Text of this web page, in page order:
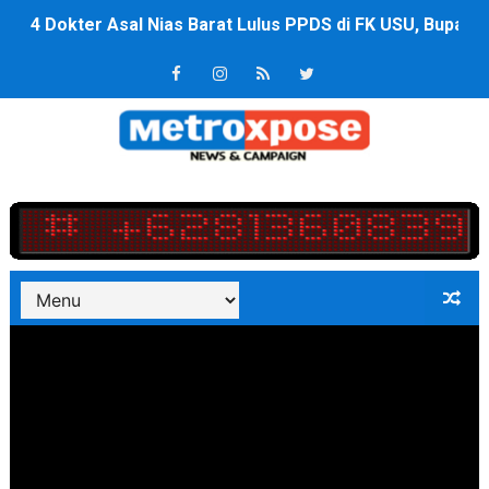
4 Dokter Asal Nias Barat Lulus PPDS di FK USU,
OKU Timur Jalin Komunikasi ke semua Stackholder
DPRD Kota Bekasi Minta Penanganan Pencemaran
Jelang HUT RI ke 81Turnamen Olah Anak Muda Kota
Bobby Nasution Fokus Infrastruktur Daerah saat
Dukcapil SBB Layani Perubahan Akta Lama Menjadi